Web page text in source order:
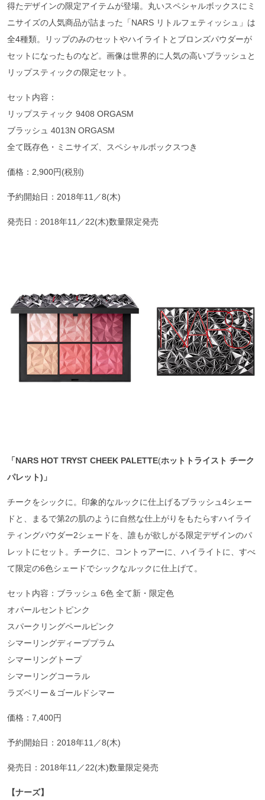
得たデザインの限定アイテムが登場。丸いスペシャルボックスにミ
ニサイズの人気商品が詰まった「NARS リトルフェティッシュ」は
全4種類。リップのみのセットやハイライトとブロンズパウダーが
セットになったものなど。画像は世界的に人気の高いブラッシュと
リップスティックの限定セット。
セット内容：
リップスティック 9408 ORGASM
ブラッシュ 4013N ORGASM
全て既存⾊・ミニサイズ、スペシャルボックスつき
価格：2,900円(税別)
予約開始日：2018年11／8(木)
発売日：2018年11／22(木)数量限定発売
「NARS HOT TRYST CHEEK PALETTE(ホットトライスト チーク
パレット) 」
チークをシックに。印象的なルックに仕上げるブラッシュ4シェー
ドと、まるで第2の肌のように⾃然な仕上がりをもたらすハイライ
ティングパウダー2シェードを、誰もが欲しがる限定デザインのパ
レットにセット。チークに、コントゥアーに、ハイライトに、すべ
て限定の6色シェードでシックなルックに仕上げて。
セット内容：ブラッシュ 6⾊ 全て新・限定⾊
オパールセントピンク
スパークリングペールピンク
シマーリングディーププラム
シマーリングトープ
シマーリングコーラル
ラズベリー＆ゴールドシマー
価格：7,400円
予約開始日：2018年11／8(木)
発売日：2018年11／22(木)数量限定発売
【ナーズ】